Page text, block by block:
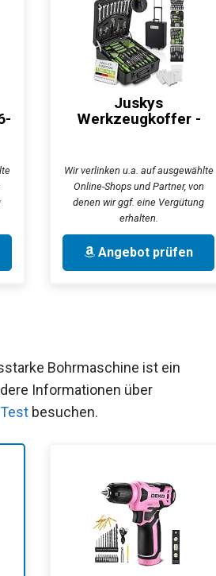
Juskys
Werkzeugkoffer -
Wir verlinken u.a. auf ausgewählte
Online-Shops und Partner, von
denen wir ggf. eine Vergütung
erhalten.
Angebot prüfen
Bohrmaschine ist ein
Informationen über
besuchen.